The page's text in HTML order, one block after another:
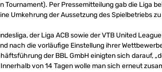
Tournament). Per Pressemitteilung gab die Liga
Umkehrung der Aussetzung des Spielbetriebs zu
der Liga ACB sowie der VTB United
nach die vorläufige Einstellung ihrer
der BBL GmbH einigten sich darauf,
von 14 Tagen wolle man sich erneut